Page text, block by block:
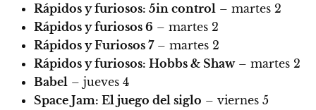
Rápidos y furiosos: 5in control – martes 2
Rápidos y furiosos 6 – martes 2
Rápidos y Furiosos 7– martes 2
Rápidos y furiosos: Hobbs & Shaw– martes 2
Babel – jueves 4
Space Jam: El juego del siglo – viernes 5